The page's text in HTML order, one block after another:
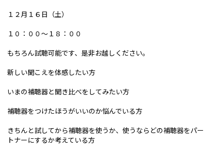
１２月１６日（土）
１０：００～１８：００
もちろん試聴可能です、是非お越しください。
新しい聞こえを体感したい方
いまの補聴器と聞き比べをしてみたい方
補聴器をつけたほうがいいのか悩んでいる方
きちんと試してから補聴器を使うか、使うならどの補聴器をパー
トナーにするか考えている方